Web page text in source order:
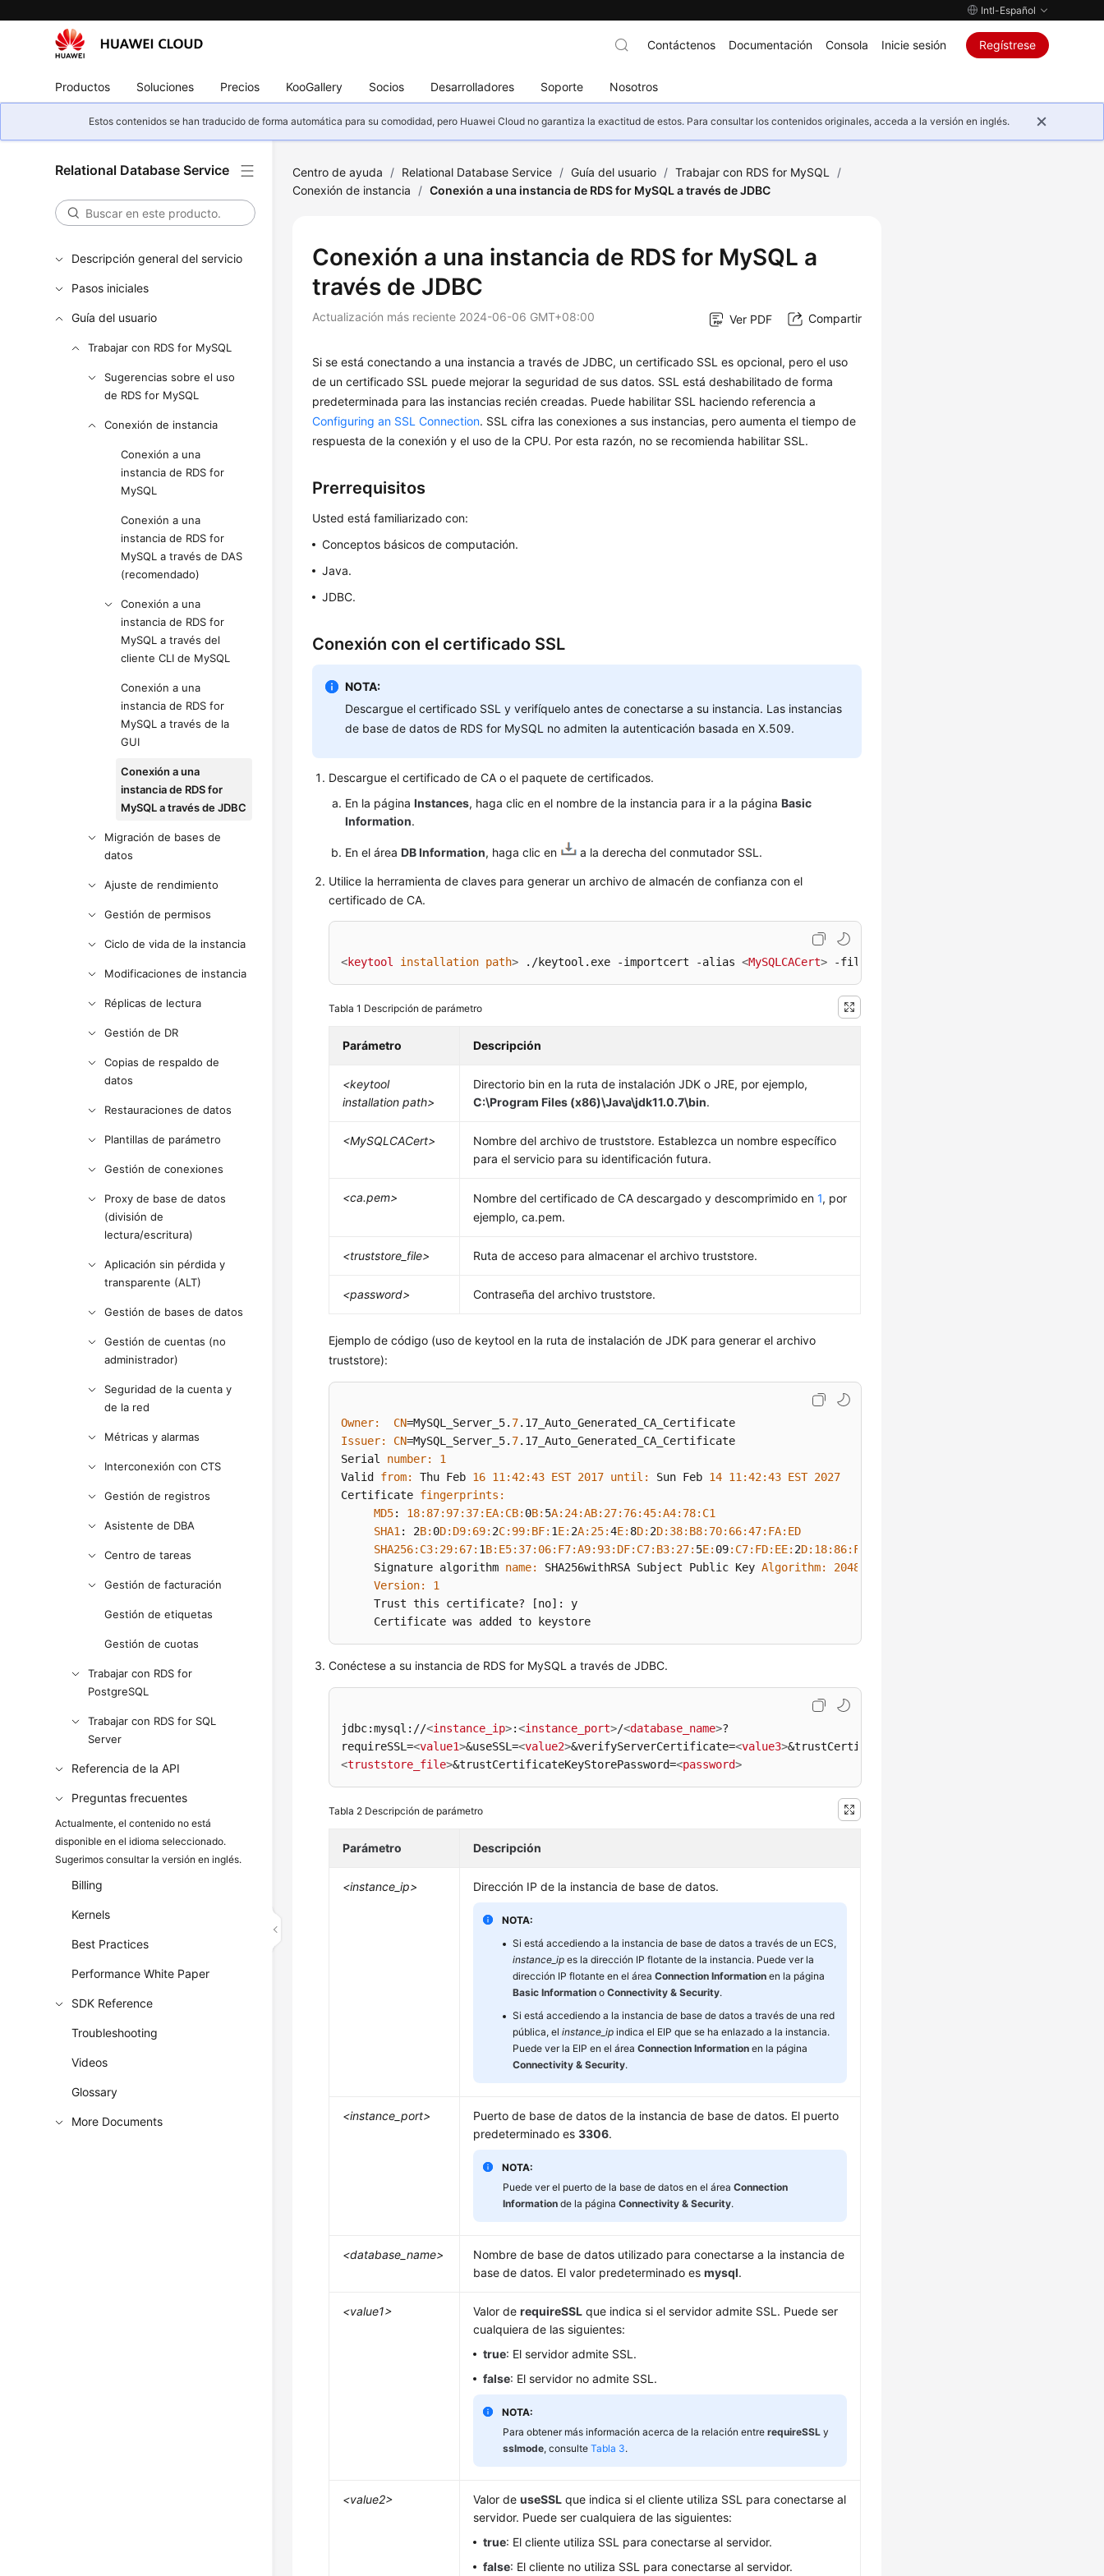
Intl-Español
Productos Soluciones Precios KooGallery Socios Desarrolladores Soporte Nosotros
Contáctenos Documentación Consola Inicie sesión Regístrese
Estos contenidos se han traducido de forma automática para su comodidad, pero Huawei Cloud no garantiza la exactitud de estos. Para consultar los contenidos originales, acceda a la versión en inglés.
Relational Database Service
Descripción general del servicio
Pasos iniciales
Guía del usuario
Trabajar con RDS for MySQL
Sugerencias sobre el uso
de RDS for MySQL
Conexión de instancia
Conexión a una
instancia de RDS for
MySQL
Conexión a una
instancia de RDS for
MySQL a través de DAS
(recomendado)
Conexión a una
instancia de RDS for
MySQL a través del
cliente CLI de MySQL
Conexión a una
instancia de RDS for
MySQL a través de la
GUI
Conexión a una
instancia de RDS for
MySQL a través de JDBC
Migración de bases de
datos
Ajuste de rendimiento
Gestión de permisos
Ciclo de vida de la instancia
Modificaciones de instancia
Réplicas de lectura
Gestión de DR
Copias de respaldo de
datos
Restauraciones de datos
Plantillas de parámetro
Gestión de conexiones
Proxy de base de datos
(división de
lectura/escritura)
Aplicación sin pérdida y
transparente (ALT)
Gestión de bases de datos
Gestión de cuentas (no
administrador)
Seguridad de la cuenta y
de la red
Métricas y alarmas
Interconexión con CTS
Gestión de registros
Asistente de DBA
Centro de tareas
Gestión de facturación
Gestión de etiquetas
Gestión de cuotas
Trabajar con RDS for
PostgreSQL
Trabajar con RDS for SQL
Server
Referencia de la API
Preguntas frecuentes
Actualmente, el contenido no está
disponible en el idioma seleccionado.
Sugerimos consultar la versión en inglés.
Billing
Kernels
Best Practices
Performance White Paper
SDK Reference
Troubleshooting
Videos
Glossary
More Documents
Centro de ayuda / Relational Database Service / Guía del usuario / Trabajar con RDS for MySQL
/
Conexión de instancia
/ Conexión a una instancia de RDS for MySQL a través de JDBC
Conexión a una instancia de RDS for MySQL a
través de JDBC
Actualización más reciente 2024-06-06 GMT+08:00 Ver PDF Compartir
Si se está conectando a una instancia a través de JDBC, un certificado SSL es opcional, pero el uso
de un certificado SSL puede mejorar la seguridad de sus datos. SSL está deshabilitado de forma
predeterminada para las instancias recién creadas. Puede habilitar SSL haciendo referencia a
Configuring an SSL Connection. SSL cifra las conexiones a sus instancias, pero aumenta el tiempo de
respuesta de la conexión y el uso de la CPU. Por esta razón, no se recomienda habilitar SSL.
Prerrequisitos
Usted está familiarizado con:
Conceptos básicos de computación.
Java.
JDBC.
Conexión con el certificado SSL
NOTA:
Descargue el certificado SSL y verifíquelo antes de conectarse a su instancia. Las instancias
de base de datos de RDS for MySQL no admiten la autenticación basada en X.509.
Descargue el certificado de CA o el paquete de certificados.
En la páginaInstances, haga clic en el nombre de la instancia para ir a la páginaBasic
Information.
En el áreaDB Information, haga clic en a la derecha del conmutador SSL.
Utilice la herramienta de claves para generar un archivo de almacén de confianza con el
certificado de CA.
<keytool installation path> ./keytool.exe -importcert -alias <MySQLCACert> -­file
Tabla 1 Descripción de parámetro
Parámetro Descripción
<keytool
installation path>
Directorio bin en la ruta de instalación JDK o JRE, por ejemplo,
C:\Program Files (x86)\Java\jdk­11.0.7\bin.
<MySQLCACert>
Nombre del archivo de truststore. Establezca un nombre específico
para el servicio para su identificación futura.
<ca.pem> Nombre del certificado de CA descargado y descomprimido en1, por
ejemplo, ca.pem.
<truststore_file> Ruta de acceso para almacenar el archivo truststore.
<password> Contraseña del archivo truststore.
Ejemplo de código (uso de keytool en la ruta de instalación de JDK para generar el archivo
truststore):
Owner: CN=MySQL_Server_5. 7
Issuer:
CN=MySQL_Server_5. 7.17_Auto_Generated_CA_Certificate
Serial number:
1
Valid from: Thu Feb 16 11 :42:43 EST 2017 until: Sun Feb 14 11 :42:43 EST 2027
Certificate fingerprints:
MD5: 18: 87: 97: 37:EA:CB: 0B: 5A: 24:AB: 27: 76:45:A4: 78:C1
SHA1 : 2B: 0D: D9: 69: 2C: 99:BF: 1E: 2A: 25:4E: 8D: 2D: 38:B8: 70: 66:47:FA:ED
SHA256:C3: 29: 67: 1B: E5: 37: 06:F7:A9: 93:DF:C7:B3: 27: 5E: 09:C7:FD:EE: 2D: 18: 86:F4
     Signature algorithm
name: SHA256withRSA Subject Public Key Algorithm: 2048
Version:
1
     Trust this certificate? [no]: y
     Certificate was added to keystore
Conéctese a su instancia de RDS for MySQL a través de JDBC.
jdbc:mysql://<instance_ip>:<instance_port>/<database_name>?
requireSSL=<value1>&useSSL=<value2>&verifyServerCertificate=<value3>
<truststore_file>&trustCertificateKeyStorePassword=<password>
Tabla 2 Descripción de parámetro
Parámetro Descripción
<instance_ip> Dirección IP de la instancia de base de datos.
NOTA:
Si está accediendo a la instancia de base de datos a través de un ECS,
instance_ip es la dirección IP flotante de la instancia. Puede ver la
dirección IP flotante en el áreaConnection Information en la página
Basic Information oConnectivity & Security.
Si está accediendo a la instancia de base de datos a través de una red
pública, elinstance_ip indica el EIP que se ha enlazado a la instancia.
Puede ver la EIP en el áreaConnection Information en la página
Connectivity & Security.
<instance_port>
Puerto de base de datos de la instancia de base de datos. El puerto
predeterminado es3306.
NOTA:
Puede ver el puerto de la base de datos en el áreaConnection
Information de la páginaConnectivity & Security.
<database_name>
Nombre de base de datos utilizado para conectarse a la instancia de
base de datos. El valor predeterminado esmysql.
<value1> Valor derequireSSL que indica si el servidor admite SSL. Puede ser
cualquiera de las siguientes:
true: El servidor admite SSL.
false: El servidor no admite SSL.
NOTA:
Para obtener más información acerca de la relación entrerequireSSL y
sslmode, consulteTabla 3.
<value2> Valor deuseSSL que indica si el cliente utiliza SSL para conectarse al
servidor. Puede ser cualquiera de las siguientes:
true: El cliente utiliza SSL para conectarse al servidor.
false: El cliente no utiliza SSL para conectarse al servidor.